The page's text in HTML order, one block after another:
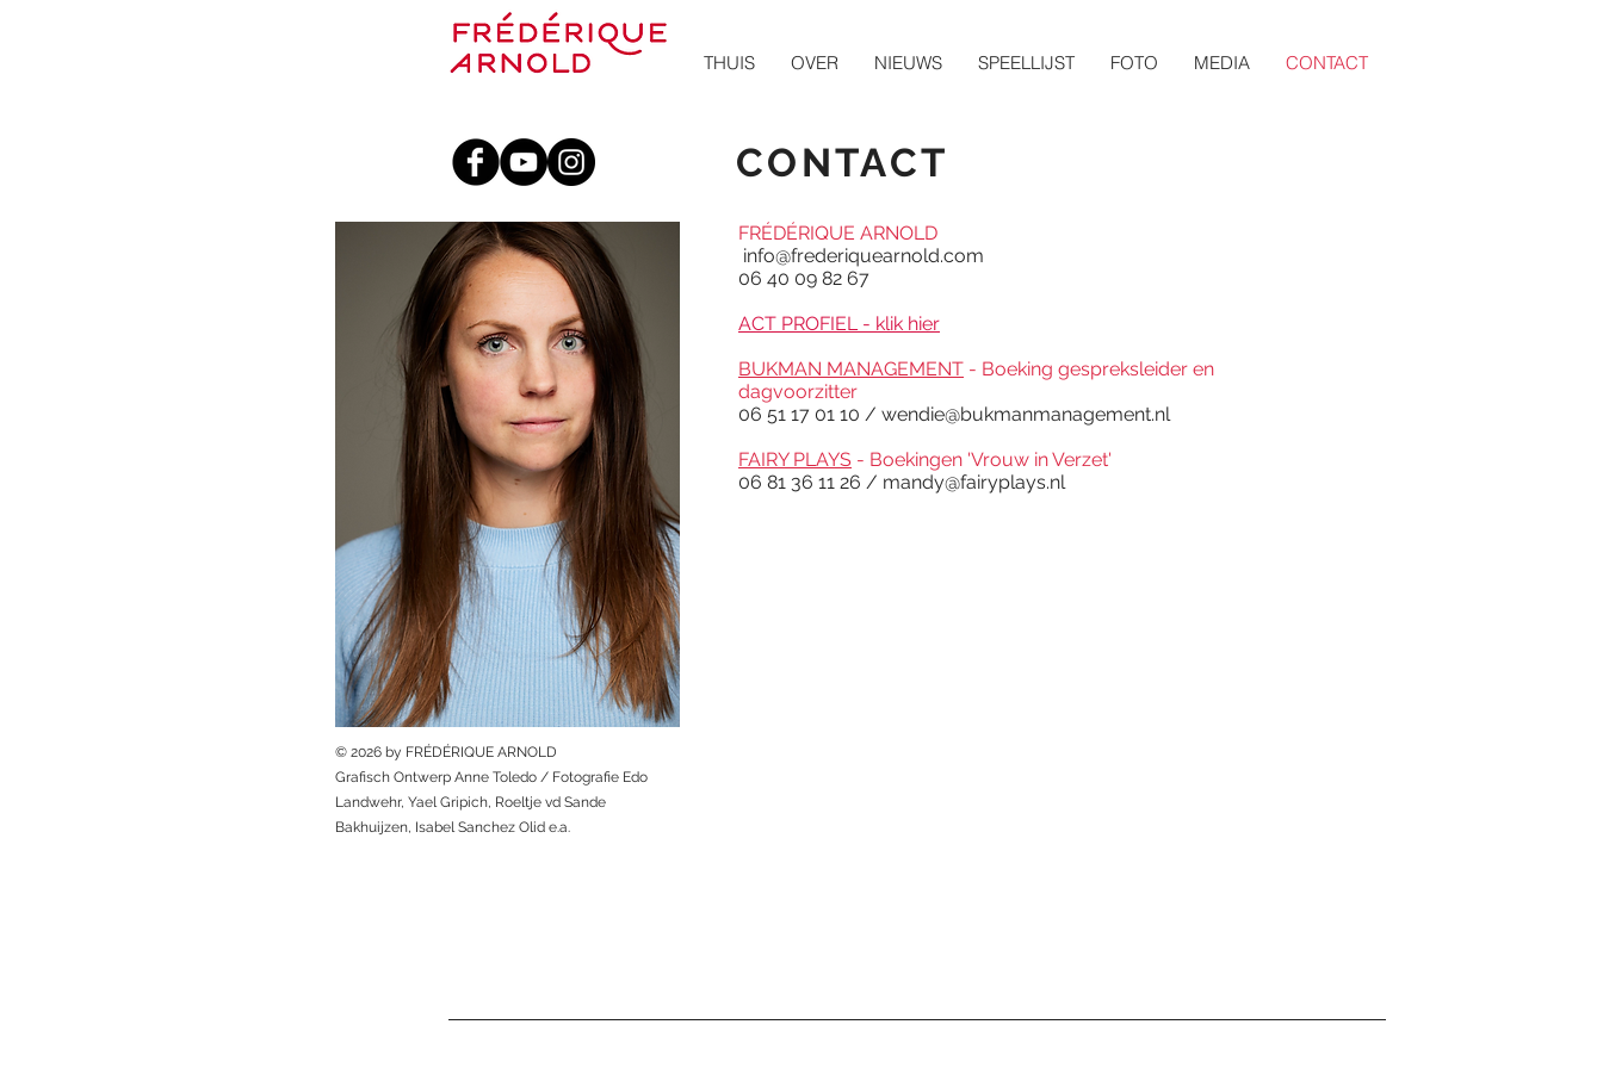
THUIS OVER NIEUWS SPEELLIJST FOTO MEDIA CONTACT
CONTACT
FRÉDÉRIQUE ARNOLD
info@frederiquearnold.com
06 40 09 82 67
ACT PROFIEL - klik hier
BUKMAN MANAGEMENT - Boeking gespreksleider en
dagvoorzitter
06 51 17 01 10 / wendie@bukmanmanagement.nl
FAIRY PLAYS - Boekingen 'Vrouw in Verzet'
06 81 36 11 26 / mandy@fairyplays.nl
© 2026 by FRÉDÉRIQUE ARNOLD
Grafisch Ontwerp Anne Toledo / Fotografie Edo
Landwehr, Yael Gripich, Roeltje vd Sande
Bakhuijzen, Isabel Sanchez Olid e.a.